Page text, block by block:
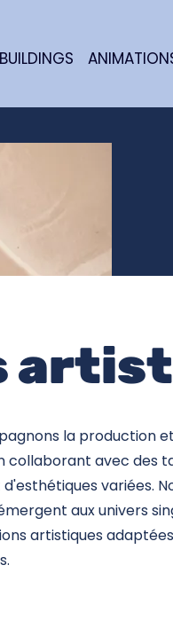
la production
collaborant avec des
d'esthétiques variées.
aux univers
artistiques